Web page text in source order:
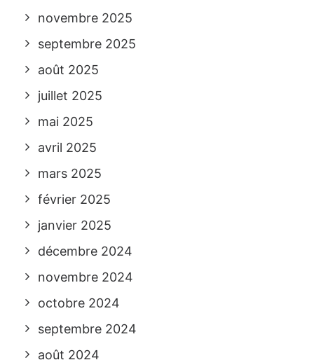
novembre 2025
septembre 2025
août 2025
juillet 2025
mai 2025
avril 2025
mars 2025
février 2025
janvier 2025
décembre 2024
novembre 2024
octobre 2024
septembre 2024
août 2024